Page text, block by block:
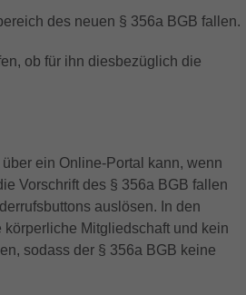
des neuen § 356a BGB fallen.
ob für ihn diesbezüglich die
ein Online-Portal kann, wenn
Vorschrift des § 356a BGB fallen
auslösen. In den
Mitgliedschaft und kein
sodass der § 356a BGB keine
erhobenen Daten
und die Seiten in